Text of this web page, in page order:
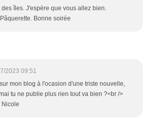
des îles. J'espère que vous allez bien.
Bonne soirée
2023 09:51
mon blog à l'ocasion d'une triste nouvelle,
tu ne publie plus rien tout va bien ?<br />
Nicole